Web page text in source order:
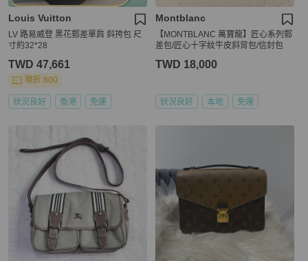
Louis Vuitton
LV 路易威登 黑花郵差單肩 斜挎包 尺
寸約32*28
TWD 47,661
現折 800
狀況良好 香港 免運
Montblanc
【MONTBLANC 萬寶龍】匠心系列郵
差包/匠心十字紋牛皮斜背包/信封包
TWD 18,000
狀況良好 本地 免運